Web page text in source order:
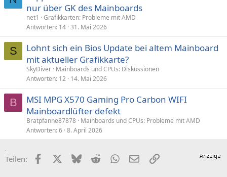
nur über GK des Mainboards
net1
Grafikkarten: Probleme mit AMD
Antworten 14 31. Mai 2026
S
Lohnt sich ein Bios Update bei altem Mainboard
mit aktueller Grafikkarte?
SkyDiver Mainboards und CPUs: Diskussionen
Antworten 12 14. Mai 2026
B
MSI MPG X570 Gaming Pro Carbon WIFI
Mainboardlüfter defekt
Bratpfanne87878 Mainboards und CPUs: Probleme mit AMD
Antworten 6 8. April 2026
Teilen: FacebookX (Twitter)
BlueskyRedditWhatsApp
E-MailLink